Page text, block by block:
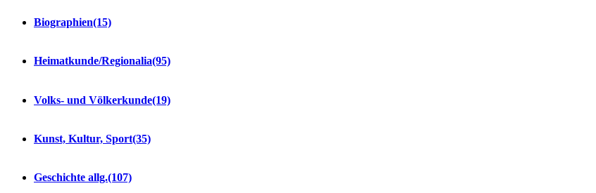
Biographien(15)
Heimatkunde/Regionalia(95)
Volks- und Völkerkunde(19)
Kunst, Kultur, Sport(35)
Geschichte allg.(107)